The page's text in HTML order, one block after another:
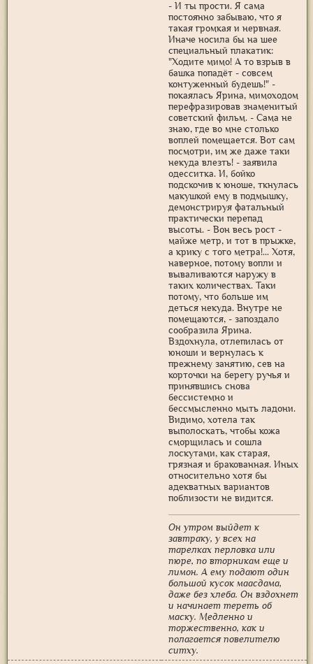
- И ты прости. Я сама
постоянно забываю, что я
такая громкая и нервная.
Иначе носила бы на шее
специальный плакатик:
"Ходите мимо! А то взрыв в
башка попадёт - совсем
контуженный будешь!" -
покаялась Ярина, мимоходом
перефразировав знаменитый
советский фильм. - Сама не
знаю, где во мне столько
воплей помещается. Вот сам
посмотри, им же даже таки
некуда влезть! - заявила
одесситка. И, бойко
подскочив к юноше, ткнулась
макушкой ему в подмышку,
демонстрируя фатальный
практически перепад
высоты. - Вон весь рост -
майже метр, и тот в прыжке,
а крику с того метра!... Хотя,
наверное, потому вопли и
вываливаются наружу в
таких количествах. Таки
потому, что больше им
деться некуда. Внутре не
помещаются, - запоздало
сообразила Ярина.
Вздохнула, отлепилась от
юноши и вернулась к
прежнему занятию, сев на
корточки на берегу ручья и
принявшись снова
бессистемно и
бессмысленно мыть ладони.
Видимо, хотела так
выполоскать, чтобы кожа
сморщилась и сошла
лоскутами, как старая,
грязная и бракованная. Иных
относительно хотя бы
адекватных вариантов
поблизости не видится.
Он утром выйдет к
завтраку, у всех на
тарелках перловка или
пюре, по вторникам еще и
лимон. А ему подают один
большой кусок маасдама,
даже без хлеба. Он вздохнет
и начинает тереть об
маску. Медленно и
торжественно, как и
полагается повелителю
ситху.